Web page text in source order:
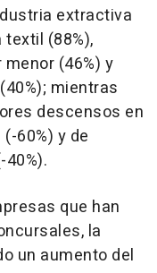
extractiva
(88%),
(46%) y
mientras
descensos en
60%) y de
que han
la
un aumento del